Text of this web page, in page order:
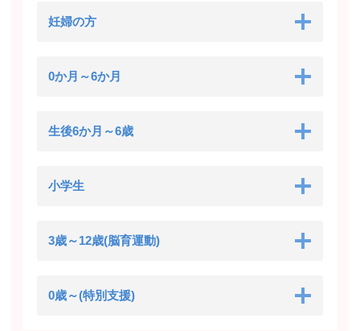
妊婦の方
0か月～6か月
生後6か月～6歳
小学生
3歳～12歳(脳育運動)
0歳～(特別支援)